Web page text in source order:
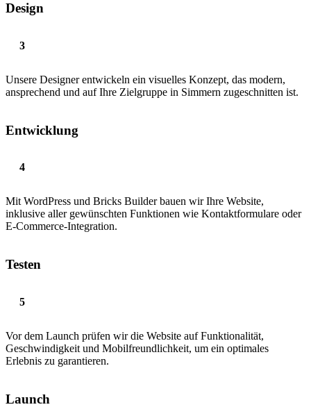
Design
Unsere Designer entwickeln ein visuelles Konzept, das modern,
ansprechend und auf Ihre Zielgruppe in Simmern zugeschnitten ist.
Entwicklung
Mit WordPress und Bricks Builder bauen wir Ihre Website,
inklusive aller gewünschten Funktionen wie Kontaktformulare oder
E-Commerce-Integration.
Testen
Vor dem Launch prüfen wir die Website auf Funktionalität,
Geschwindigkeit und Mobilfreundlichkeit, um ein optimales
Erlebnis zu garantieren.
Launch